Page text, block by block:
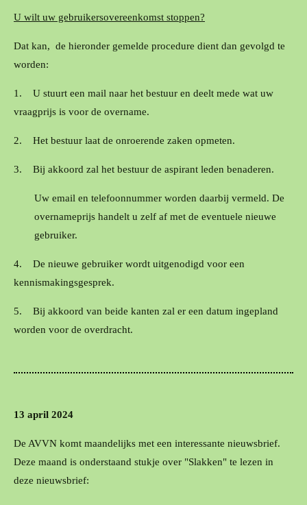
U wilt uw gebruikersovereenkomst stoppen?
Dat kan, de hieronder gemelde procedure dient dan gevolgd te
worden:
1.
U stuurt een mail naar het bestuur en deelt mede wat uw
vraagprijs is voor de overname.
2. Het bestuur laat de onroerende zaken opmeten.
3. Bij akkoord zal het bestuur de aspirant leden benaderen.
Uw email en telefoonnummer worden daarbij vermeld. De
overnameprijs handelt u zelf af met de eventuele nieuwe
gebruiker.
4.
De nieuwe gebruiker wordt uitgenodigd voor een
kennismakingsgesprek.
5.
Bij akkoord van beide kanten zal er een datum ingepland
worden voor de overdracht.
13 april 2024
De AVVN komt maandelijks met een interessante nieuwsbrief.
Deze maand is onderstaand stukje over "Slakken" te lezen in
deze nieuwsbrief: